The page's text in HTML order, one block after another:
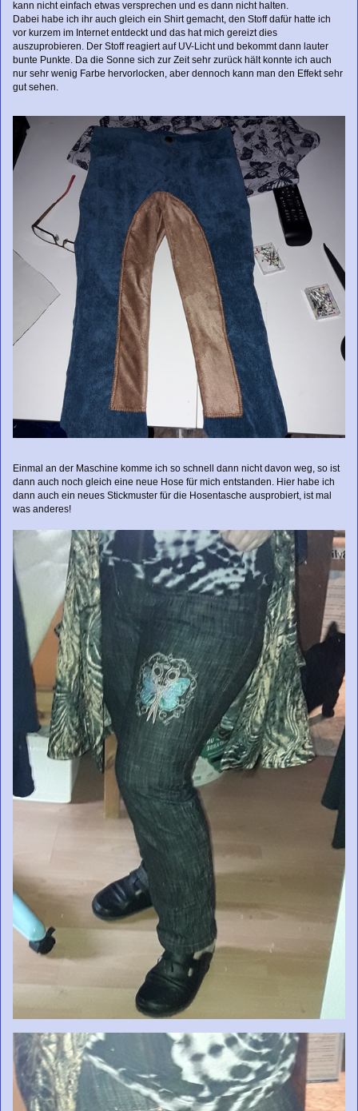
kann nicht einfach etwas versprechen und es dann nicht halten.
Dabei habe ich ihr auch gleich ein Shirt gemacht, den Stoff dafür hatte ich
vor kurzem im Internet entdeckt und das hat mich gereizt dies
auszuprobieren. Der Stoff reagiert auf UV-Licht und bekommt dann lauter
bunte Punkte. Da die Sonne sich zur Zeit sehr zurück hält konnte ich auch
nur sehr wenig Farbe hervorlocken, aber dennoch kann man den Effekt sehr
gut sehen.
Einmal an der Maschine komme ich so schnell dann nicht davon weg, so ist
dann auch noch gleich eine neue Hose für mich entstanden. Hier habe ich
dann auch ein neues Stickmuster für die Hosentasche ausprobiert, ist mal
was anderes!